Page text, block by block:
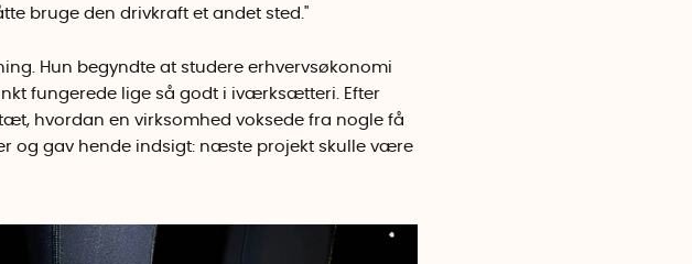
bruge den drivkraft et andet sted."
Hun begyndte at studere erhvervsøkonomi
fungerede lige så godt i iværksætteri. Efter
hvordan en virksomhed voksede fra nogle få
og gav hende indsigt: næste projekt skulle være